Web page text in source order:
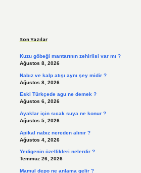
Son Yazılar
Kuzu göbeği mantarının zehirlisi var mı ?
Ağustos 8, 2026
Nabız ve kalp atışı aynı şey midir ?
Ağustos 8, 2026
Eski Türkçede agu ne demek ?
Ağustos 6, 2026
Ayaklar için sıcak suya ne konur ?
Ağustos 5, 2026
Apikal nabız nereden alınır ?
Ağustos 4, 2026
Yedigenin özellikleri nelerdir ?
Temmuz 26, 2026
Mamul depo ne anlama gelir ?